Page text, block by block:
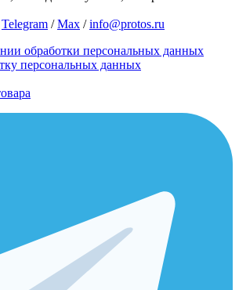
Telegram /Max /info@protos.ru
обработки персональных данных
персональных данных